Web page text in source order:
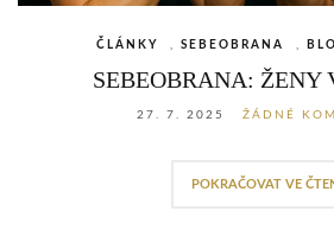
ČLÁNKY , SEBEOBRANA ,
SEBEOBRANA: ŽENY
27. 7. 2025 ŽÁDNÉ
POKRAČOVAT VE